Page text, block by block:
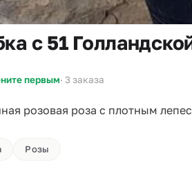
с 51
первым· 3 заказа
розовая роза с плотным
Розы